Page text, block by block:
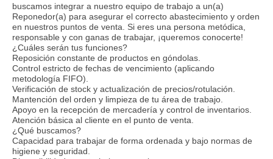
buscamos integrar a nuestro equipo de trabajo a un(a)
Reponedor(a) para asegurar el correcto abastecimiento y orden
en nuestros puntos de venta. Si eres una persona metódica,
responsable y con ganas de trabajar, ¡queremos conocerte!
¿Cuáles serán tus funciones?
Reposición constante de productos en góndolas.
Control estricto de fechas de vencimiento (aplicando
metodología FIFO).
Verificación de stock y actualización de precios/rotulación.
Mantención del orden y limpieza de tu área de trabajo.
Apoyo en la recepción de mercadería y control de inventarios.
Atención básica al cliente en el punto de venta.
¿Qué buscamos?
Capacidad para trabajar de forma ordenada y bajo normas de
higiene y seguridad.